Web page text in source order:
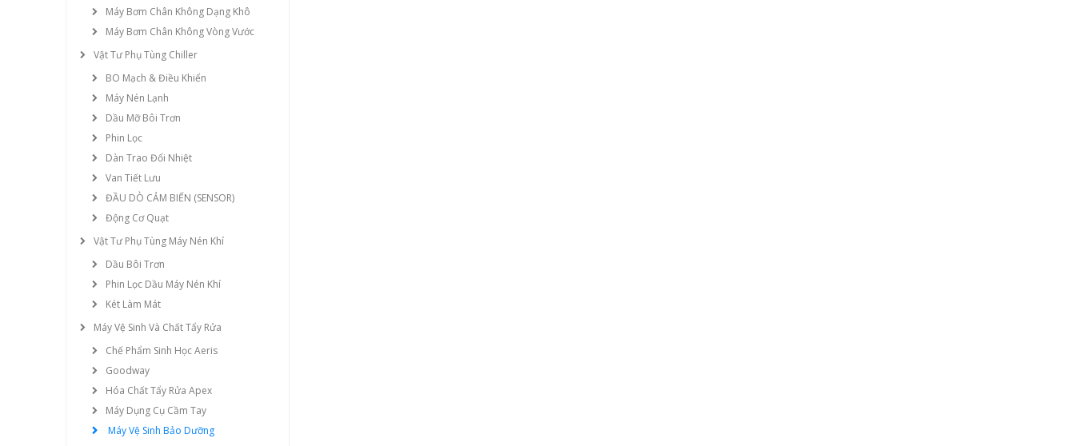
Máy Bơm Chân Không Dạng Khô
Máy Bơm Chân Không Vòng Vước
Vật Tư Phụ Tùng Chiller
BO Mạch & Điều Khiển
Máy Nén Lạnh
Dầu Mỡ Bôi Trơn
Phin Lọc
Dàn Trao Đổi Nhiệt
Van Tiết Lưu
ĐẦU DÒ CẢM BIẾN (SENSOR)
Động Cơ Quạt
Vật Tư Phụ Tùng Máy Nén Khí
Dầu Bôi Trơn
Phin Lọc Dầu Máy Nén Khí
Két Làm Mát
Máy Vệ Sinh Và Chất Tẩy Rửa
Chế Phẩm Sinh Học Aeris
Goodway
Hóa Chất Tẩy Rửa Apex
Máy Dụng Cụ Cầm Tay
Máy Vệ Sinh Bảo Dưỡng